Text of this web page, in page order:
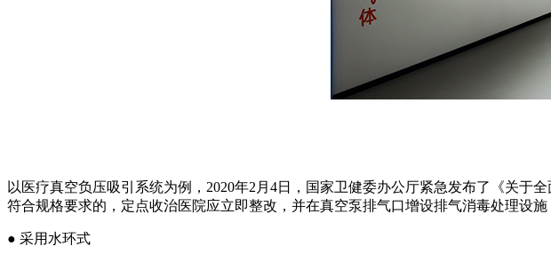
以医疗真空负压吸引系统为例，2020年2月4日，国家卫健委办公厅紧急发布了《关
符合规格要求的，定点收治医院应立即整改，并在真空泵排气口增设排气消毒处理设
● 采用水环式